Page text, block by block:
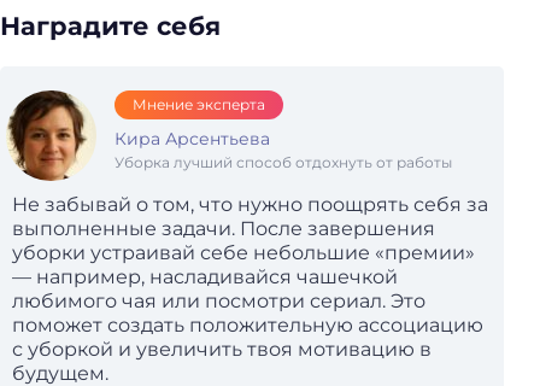
Наградите себя
Мнение эксперта
Кира Арсентьева
Уборка лучший способ отдохнуть от работы
Не забывай о том, что нужно поощрять себя за
выполненные задачи. После завершения
уборки устраивай себе небольшие «премии»
— например, насладивайся чашечкой
любимого чая или посмотри сериал. Это
поможет создать положительную ассоциацию
с уборкой и увеличить твоя мотивацию в
будущем.